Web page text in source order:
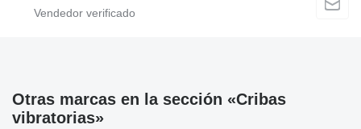
Otras marcas en la sección «Cribas
vibratorias»